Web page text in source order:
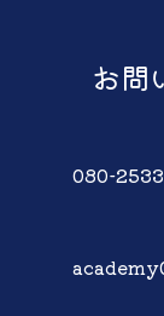
お問
080-